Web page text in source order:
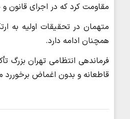
مقاومت کرد که در اجرای قانون و
متهمان در تحقیقات اولیه به
همچنان ادامه دارد.
فرماندهی انتظامی تهران بزرگ
قاطعانه و بدون اغماض برخوررد